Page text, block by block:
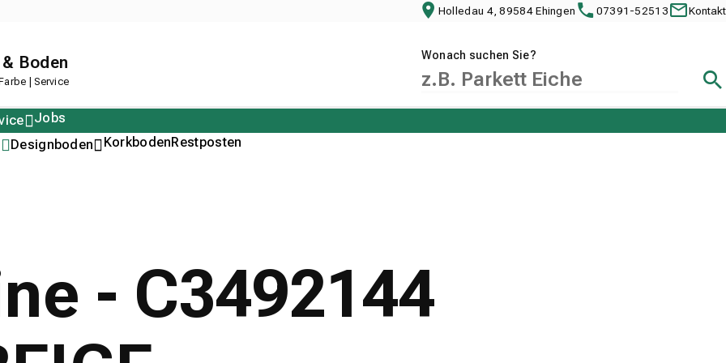
Holledau 4, 89584 Ehingen 07391-52513 Kontakt
Boden
| Service
Wonach suchen Sie?
Designboden KorkbodenRestposten
Jobs
- C3492144